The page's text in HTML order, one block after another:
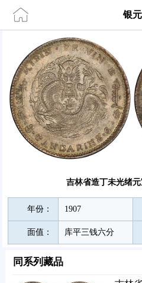
银元
吉林省造丁未光绪
年份： 1907
面值： 库平三钱六分
同系列藏品